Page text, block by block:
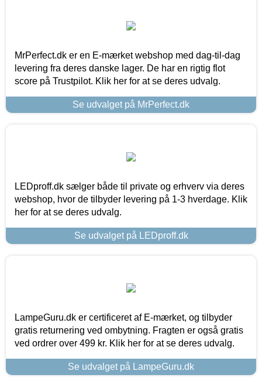
MrPerfect.dk er en E-mærket webshop med dag-til-dag
levering fra deres danske lager. De har en rigtig flot
score på Trustpilot. Klik her for at se deres udvalg.
Se udvalget på MrPerfect.dk
LEDproff.dk sælger både til private og erhverv via deres
webshop, hvor de tilbyder levering på 1-3 hverdage. Klik
her for at se deres udvalg.
Se udvalget på LEDproff.dk
LampeGuru.dk er certificeret af E-mærket, og tilbyder
gratis returnering ved ombytning. Fragten er også gratis
ved ordrer over 499 kr. Klik her for at se deres udvalg.
Se udvalget på LampeGuru.dk